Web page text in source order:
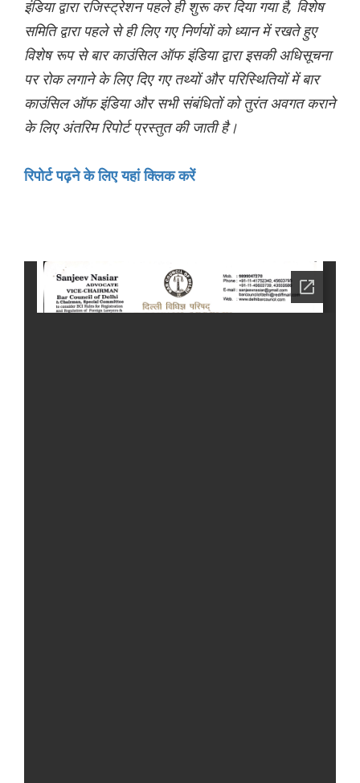
इंडिया द्वारा रजिस्ट्रेशन पहले ही शुरू कर दिया गया है, विशेष
समिति द्वारा पहले से ही लिए गए निर्णयों को ध्यान में रखते हुए
विशेष रूप से बार काउंसिल ऑफ इंडिया द्वारा इसकी अधिसूचना
पर रोक लगाने के लिए दिए गए तथ्यों और परिस्थितियों में बार
काउंसिल ऑफ इंडिया और सभी संबंधितों को तुरंत अवगत कराने
के लिए अंतरिम रिपोर्ट प्रस्तुत की जाती है।
रिपोर्ट पढ़ने के लिए यहां क्लिक करें